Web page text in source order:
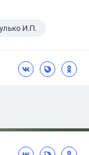
И.П.